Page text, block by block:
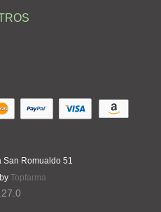
San Romualdo 51
Topfarma